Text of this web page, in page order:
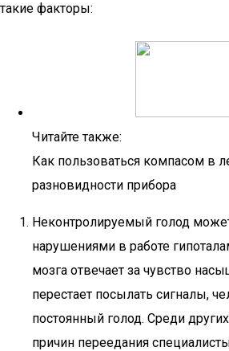
такие факторы:
Читайте также:
Как пользоваться компасом в
разновидности прибора
Неконтролируемый голод
нарушениями в работе
мозга отвечает за чувство
перестает посылать сигналы,
постоянный голод. Среди
причин переедания